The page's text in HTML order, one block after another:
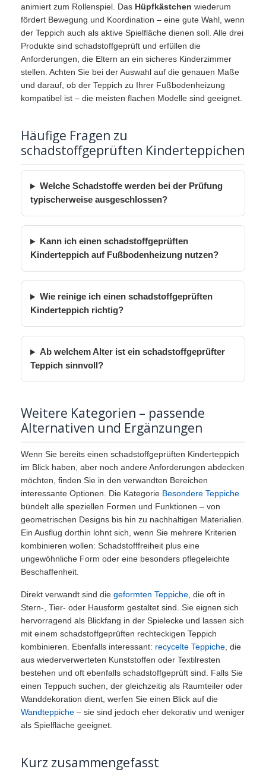
animiert zum Rollenspiel. Das Hüpfkästchen wiederum
fördert Bewegung und Koordination – eine gute Wahl, wenn
der Teppich auch als aktive Spielfläche dienen soll. Alle drei
Produkte sind schadstoffgeprüft und erfüllen die
Anforderungen, die Eltern an ein sicheres Kinderzimmer
stellen. Achten Sie bei der Auswahl auf die genauen Maße
und darauf, ob der Teppich zu Ihrer Fußbodenheizung
kompatibel ist – die meisten flachen Modelle sind geeignet.
Häufige Fragen zu
schadstoffgeprüften Kinderteppichen
Welche Schadstoffe werden bei der Prüfung
typischerweise ausgeschlossen?
Kann ich einen schadstoffgeprüften
Kinderteppich auf Fußbodenheizung nutzen?
Wie reinige ich einen schadstoffgeprüften
Kinderteppich richtig?
Ab welchem Alter ist ein schadstoffgeprüfter
Teppich sinnvoll?
Weitere Kategorien – passende
Alternativen und Ergänzungen
Wenn Sie bereits einen schadstoffgeprüften Kinderteppich
im Blick haben, aber noch andere Anforderungen abdecken
möchten, finden Sie in den verwandten Bereichen
interessante Optionen. Die Kategorie Besondere Teppiche
bündelt alle speziellen Formen und Funktionen – von
geometrischen Designs bis hin zu nachhaltigen Materialien.
Ein Ausflug dorthin lohnt sich, wenn Sie mehrere Kriterien
kombinieren wollen: Schadstofffreiheit plus eine
ungewöhnliche Form oder eine besonders pflegeleichte
Beschaffenheit.
Direkt verwandt sind die geformten Teppiche, die oft in
Stern-, Tier- oder Hausform gestaltet sind. Sie eignen sich
hervorragend als Blickfang in der Spielecke und lassen sich
mit einem schadstoffgeprüften rechteckigen Teppich
kombinieren. Ebenfalls interessant: recycelte Teppiche, die
aus wiederverwerteten Kunststoffen oder Textilresten
bestehen und oft ebenfalls schadstoffgeprüft sind. Falls Sie
einen Teppuch suchen, der gleichzeitig als Raumteiler oder
Wanddekoration dient, werfen Sie einen Blick auf die
Wandteppiche – sie sind jedoch eher dekorativ und weniger
als Spielfläche geeignet.
Kurz zusammengefasst